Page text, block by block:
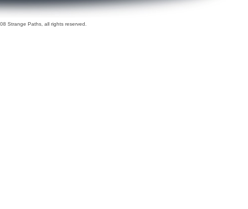
Strange Paths, all rights reserved.